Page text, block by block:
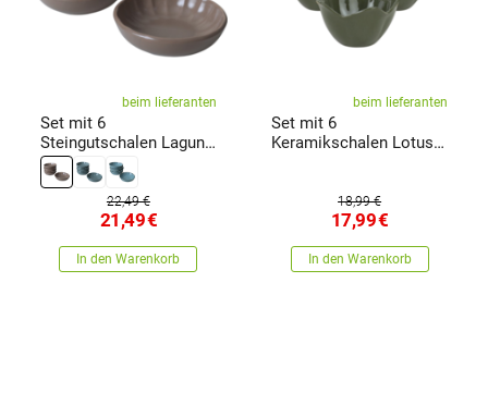
beim lieferanten
Set mit 6
Steingutschalen Laguna
12 cm, braun
22,49 €
21,49€
In den Warenkorb
beim lieferanten
Set mit 6
Keramikschalen Lotus
18,99 €
17,99€
In den Warenkorb